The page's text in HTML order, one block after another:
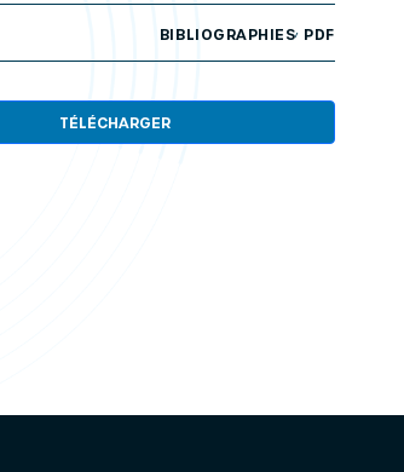
BIBLIOGRAPHIES, PDF
TÉLÉCHARGER